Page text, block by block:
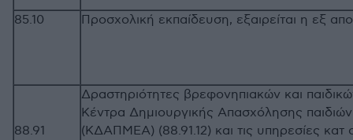
85.10 Προσχολική εκπαίδευση, εξαιρείται η
88.91
Δραστηριότητες βρεφονηπιακών και
Κέντρα Δημιουργικής Απασχόλησης
(ΚΔΑΠΜΕΑ) (88.91.12) και τις υπηρεσίες κατ